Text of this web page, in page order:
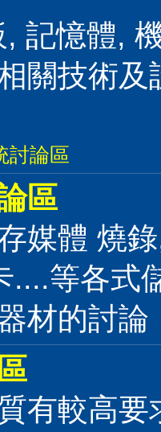
記憶體,
關技術及
討論區
區
媒體 燒
....等各式
材的討論
有較高要